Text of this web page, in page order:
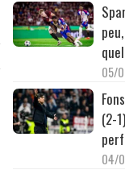
05/
(2-
04/